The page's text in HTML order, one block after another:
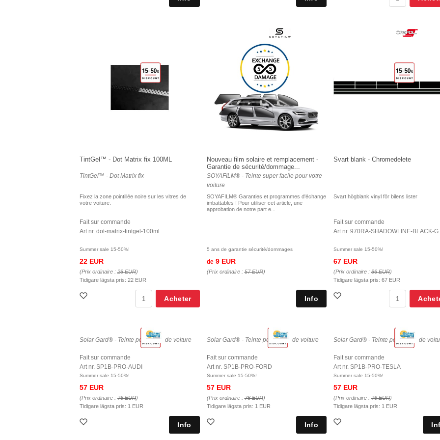
TintGel™ - Dot Matrix fix 100ML
TintGel™ - Dot Matrix fix
Fixez la zone pointillée noire sur les vitres de
votre voiture.
Fait sur commande
Art nr. dot-matrix-tintgel-100ml
Summer sale 15-50%!
22 EUR
(Prix ordinaire : 28 EUR)
Tidigare lägsta pris: 22 EUR
Acheter
Nouveau film solaire et remplacement -
Garantie de sécurité/dommage...
SOYAFILM® - Teinte super facile pour votre
voiture
SOYAFILM® Garanties et programmes d'échange
imbattables ! Pour utiliser cet article, une
approbation de notre part e...
5 ans de garantie sécurité/dommages
de9 EUR
(Prix ordinaire :57 EUR)
Svart blank - Chromedelete
Svart högblank vinyl för bilens lister
Fait sur commande
Art nr. 970RA-SHADOWLINE-BLACK-G
Summer sale 15-50%!
67 EUR
(Prix ordinaire : 86 EUR)
Tidigare lägsta pris: 67 EUR
Solar Gard® - Teinte pour vitres de voiture
Fait sur commande
Art nr. SP1B-PRO-AUDI
Summer sale 15-50%!
57 EUR
(Prix ordinaire : 76 EUR)
Tidigare lägsta pris: 1 EUR
Solar Gard® - Teinte pour vitres de voiture
Fait sur commande
Art nr. SP1B-PRO-FORD
Summer sale 15-50%!
57 EUR
(Prix ordinaire :76 EUR)
Tidigare lägsta pris: 1 EUR
Solar Gard® - Teinte pour vitres de
Fait sur commande
Art nr. SP1B-PRO-TESLA
Summer sale 15-50%!
57 EUR
(Prix ordinaire : 76 EUR)
Tidigare lägsta pris: 1 EUR